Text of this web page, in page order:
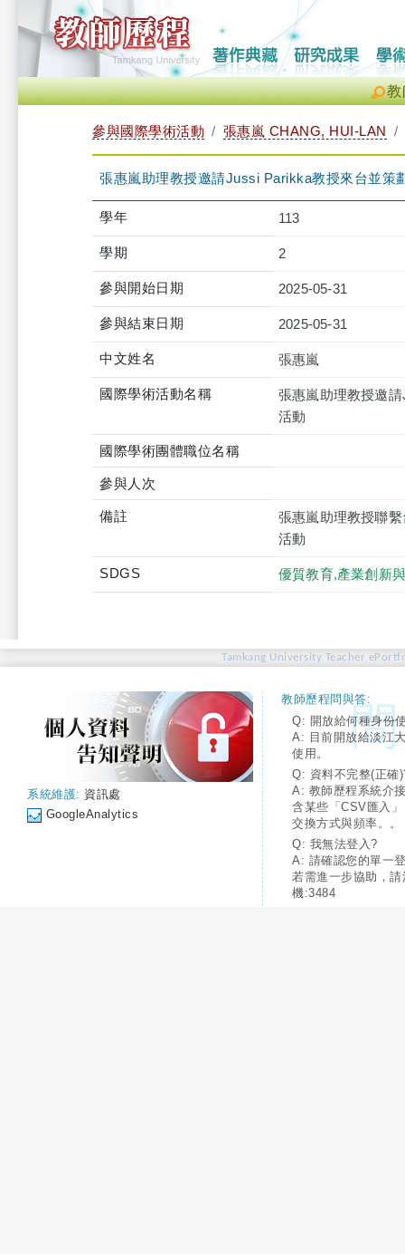
教
參與國際學術活動 張惠嵐 CHANG, HUI-LAN
張惠嵐助理教授邀請Jussi Parikka教授來台並策
學年 113
學期 2
參與開始日期 2025-05-31
參與結束日期 2025-05-31
中文姓名 張惠嵐
國際學術活動名稱
張惠嵐助理教授邀
活動
國際學術團體職位名稱
參與人次
備註
張惠嵐助理教授聯
活動
SDGS 優質教育,產業創新
Tamkang University Teacher
系統維護: 資訊處
GoogleAnalytics
教師歷程問與答:
Q: 開放給何種身份
A: 目前開放給淡江
使用。
Q: 資料不完整(正確
A: 教師歷程系統介
含某些「CSV匯入
交換方式與頻率。。
Q: 我無法登入?
A: 請確認您的單一
若需進一步協助，
機:3484